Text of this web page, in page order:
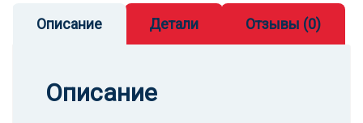
Описание Детали Отзывы (0)
Описание